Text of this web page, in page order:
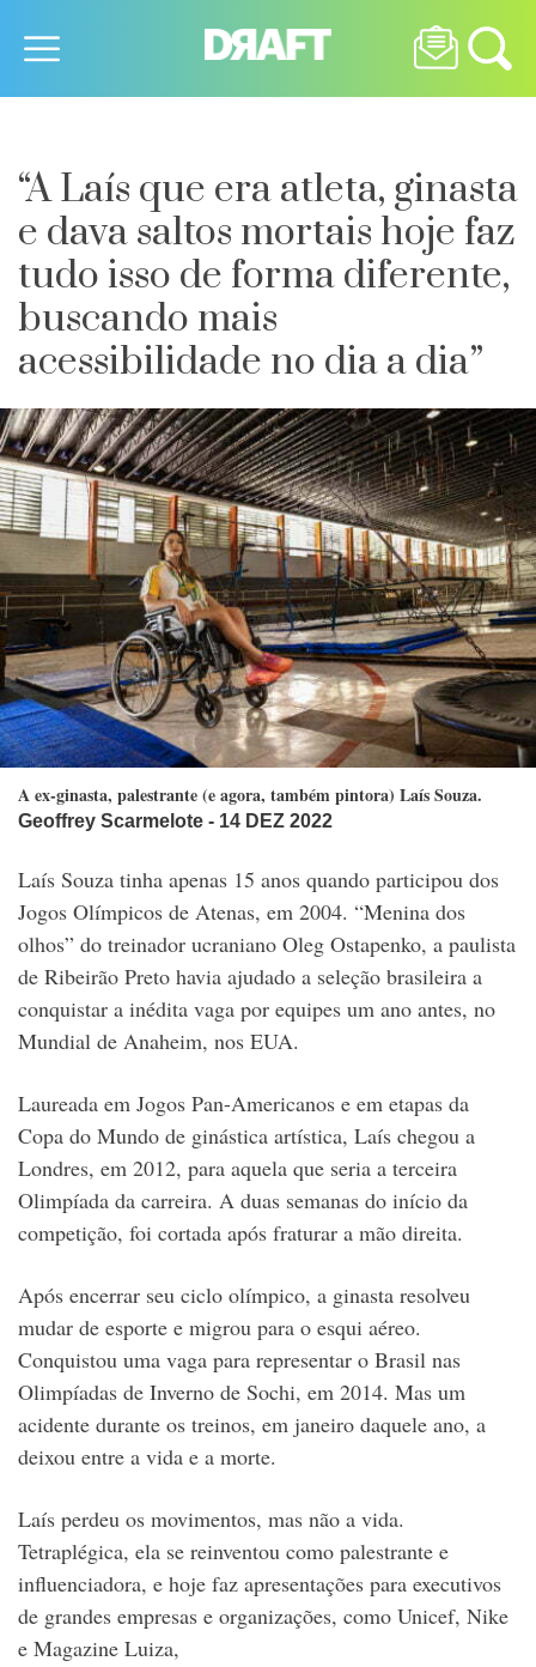
“A Laís que era atleta, ginasta
e dava saltos mortais hoje faz
tudo isso de forma diferente,
buscando mais
acessibilidade no dia a dia”
A ex-ginasta, palestrante (e agora, também pintora) Laís Souza.
Geoffrey Scarmelote - 14 DEZ 2022
Laís Souza tinha apenas 15 anos quando participou dos
Jogos Olímpicos de Atenas, em 2004. “Menina dos
olhos” do treinador ucraniano Oleg Ostapenko, a paulista
de Ribeirão Preto havia ajudado a seleção brasileira a
conquistar a inédita vaga por equipes um ano antes, no
Mundial de Anaheim, nos EUA.
Laureada em Jogos Pan-Americanos e em etapas da
Copa do Mundo de ginástica artística, Laís chegou a
Londres, em 2012, para aquela que seria a terceira
Olimpíada da carreira. A duas semanas do início da
competição, foi cortada após fraturar a mão direita.
Após encerrar seu ciclo olímpico, a ginasta resolveu
mudar de esporte e migrou para o esqui aéreo.
Conquistou uma vaga para representar o Brasil nas
Olimpíadas de Inverno de Sochi, em 2014. Mas um
acidente durante os treinos, em janeiro daquele ano, a
deixou entre a vida e a morte.
Laís perdeu os movimentos, mas não a vida.
Tetraplégica, ela se reinventou como palestrante e
influenciadora, e hoje faz apresentações para executivos
de grandes empresas e organizações, como Unicef, Nike
e Magazine Luiza,